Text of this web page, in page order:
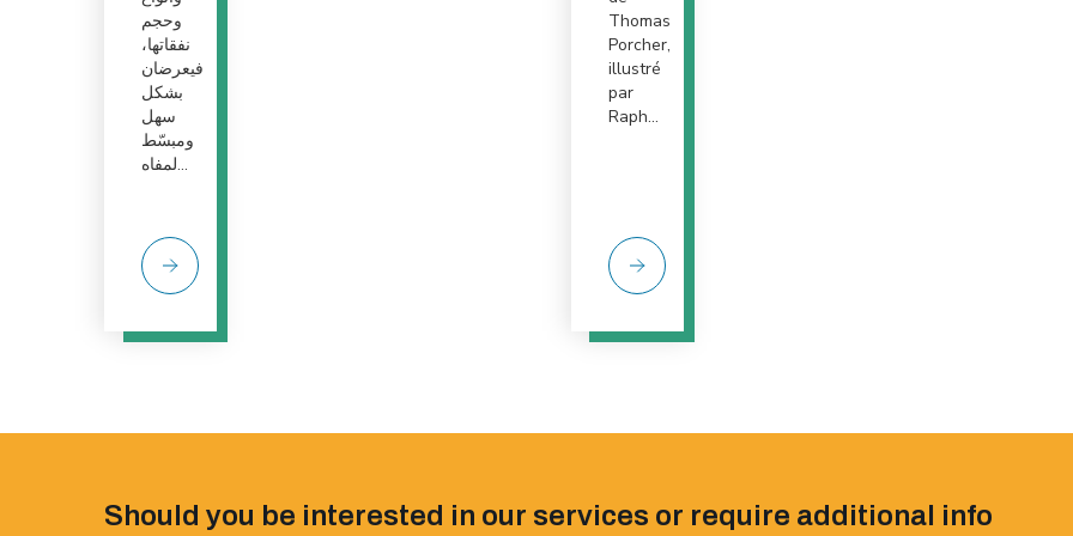
وحجم
نفقاتها،
فيعرضان
بشكل
سهل
ومبسّط
لمفاه...
Thomas
Porcher,
illustré
par
Raph...
Should you be interested in our services or require additional info